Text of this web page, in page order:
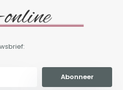
Abonneer